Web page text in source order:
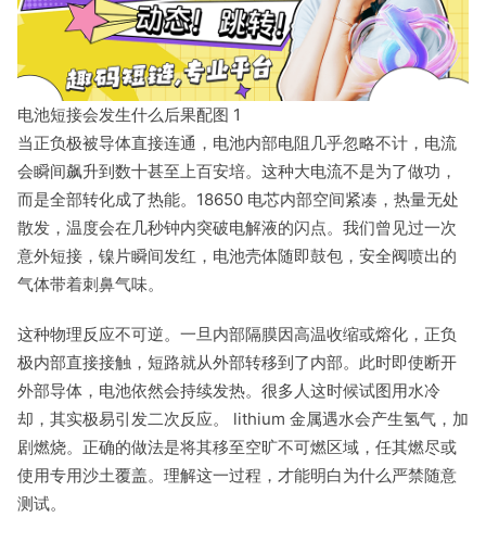
电池短接会发生什么后果配图 1
当正负极被导体直接连通，电池内部电阻几乎忽略不计，电流
会瞬间飙升到数十甚至上百安培。这种大电流不是为了做功，
而是全部转化成了热能。18650 电芯内部空间紧凑，热量无处
散发，温度会在几秒钟内突破电解液的闪点。我们曾见过一次
意外短接，镍片瞬间发红，电池壳体随即鼓包，安全阀喷出的
气体带着刺鼻气味。
这种物理反应不可逆。一旦内部隔膜因高温收缩或熔化，正负
极内部直接接触，短路就从外部转移到了内部。此时即使断开
外部导体，电池依然会持续发热。很多人这时候试图用水冷
却，其实极易引发二次反应。 lithium 金属遇水会产生氢气，加
剧燃烧。正确的做法是将其移至空旷不可燃区域，任其燃尽或
使用专用沙土覆盖。理解这一过程，才能明白为什么严禁随意
测试。